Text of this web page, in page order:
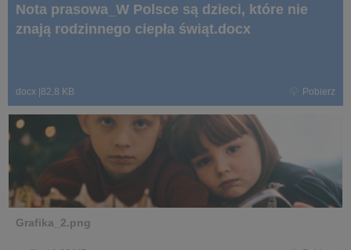
Nota prasowa_W Polsce są dzieci, które nie
znają rodzinnego ciepła świąt.docx
docx 82,8 KB Pobierz
Grafika_2.png